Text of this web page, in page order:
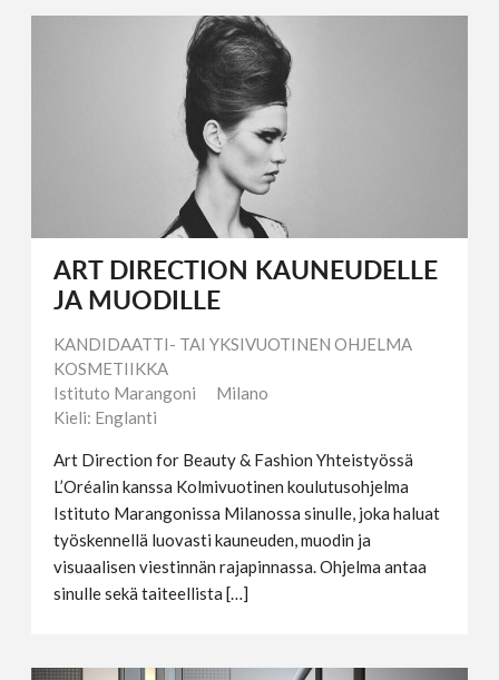
ART DIRECTION KAUNEUDELLE
JA MUODILLE
KANDIDAATTI- TAI YKSIVUOTINEN OHJELMA
KOSMETIIKKA
Istituto Marangoni
Milano
Kieli: Englanti
Art Direction for Beauty & Fashion Yhteistyössä
L’Oréalin kanssa Kolmivuotinen koulutusohjelma
Istituto Marangonissa Milanossa sinulle, joka haluat
työskennellä luovasti kauneuden, muodin ja
visuaalisen viestinnän rajapinnassa. Ohjelma antaa
sinulle sekä taiteellista […]